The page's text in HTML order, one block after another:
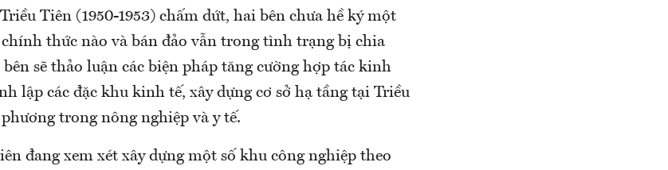
Tiên (1950-1953) chấm dứt, hai bên chưa hề ký một
thức nào và bán đảo vẫn trong tình trạng bị chia
sẽ thảo luận các biện pháp tăng cường hợp tác kinh
lập các đặc khu kinh tế, xây dựng cơ sở hạ tầng tại Triều
trong nông nghiệp và y tế.
đang xem xét xây dựng một số khu công nghiệp theo